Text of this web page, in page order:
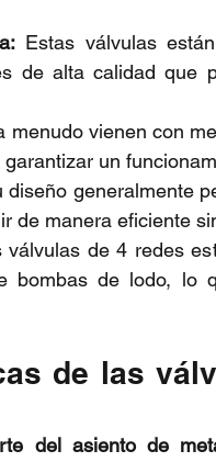
Estas válvulas
de alta calidad que
menudo vienen con
un
diseño generalmente
de manera eficiente
válvulas de 4 redes
bombas de lodo, lo
de las
del asiento de